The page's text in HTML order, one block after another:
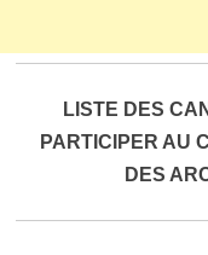
LISTE DES
PARTICIPER AU
DES